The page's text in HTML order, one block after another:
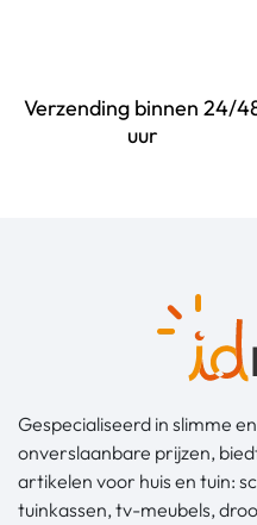
Verzending binnen 24/
uur
Gespecialiseerd in slimme
onverslaanbare prijzen,
artikelen voor huis en tuin:
tuinkassen, tv-meubels,